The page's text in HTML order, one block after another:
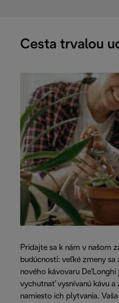
Cesta trvalou
Pridajte sa k nám v našom
budúcnosti: veľké zmeny
nového kávovaru De'Longhi
vychutnať vysnívanú kávu
namiesto ich plytvania.